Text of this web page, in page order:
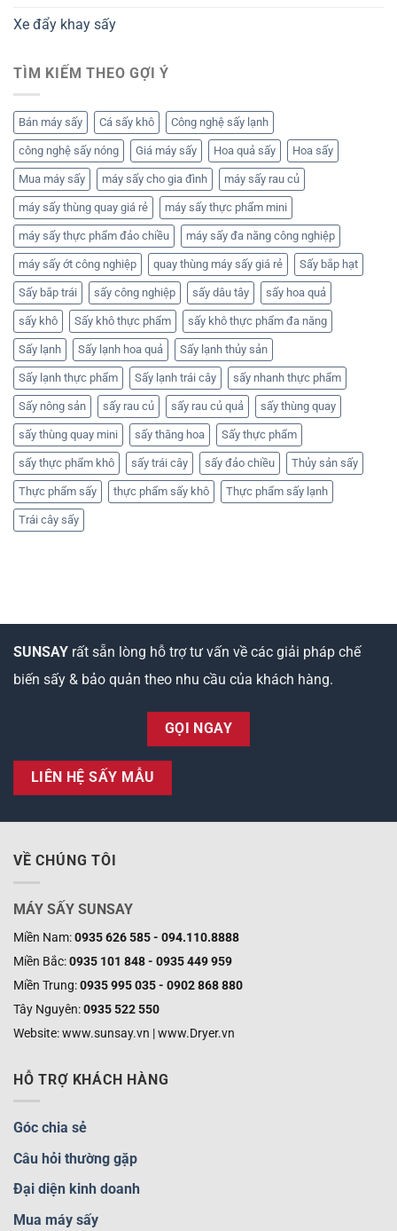
Xe đẩy khay sấy
TÌM KIẾM THEO GỢI Ý
Bán máy sấy Cá sấy khô Công nghệ sấy lạnh
công nghệ sấy nóng Giá máy sấy Hoa quả sấy Hoa sấy
Mua máy sấy máy sấy cho gia đình máy sấy rau củ
máy sấy thùng quay giá rẻ máy sấy thực phẩm mini
máy sấy thực phẩm đảo chiều máy sấy đa năng công nghiệp
máy sấy ớt công nghiệp quay thùng máy sấy giá rẻ Sấy bắp hạt
Sấy bắp trái sấy công nghiệp sấy dâu tây sấy hoa quả
sấy khô Sấy khô thực phẩm sấy khô thực phẩm đa năng
Sấy lạnh Sấy lạnh hoa quả Sấy lạnh thủy sản
Sấy lạnh thực phẩm Sấy lạnh trái cây sấy nhanh thực phẩm
Sấy nông sản sấy rau củ sấy rau củ quả sấy thùng quay
sấy thùng quay mini sấy thăng hoa Sấy thực phẩm
sấy thực phẩm khô sấy trái cây sấy đảo chiều Thủy sản sấy
Thực phẩm sấy thực phẩm sấy khô Thực phẩm sấy lạnh
Trái cây sấy
SUNSAY rất sẵn lòng hỗ trợ tư vấn về các giải pháp chế
biến sấy & bảo quản theo nhu cầu của khách hàng.
GỌI NGAY
LIÊN HỆ SẤY MẪU
VỀ CHÚNG TÔI
MÁY SẤY SUNSAY
Miền Nam:0935 626 585 - 094.110.8888
Miền Bắc:0935 101 848 - 0935 449 959
Miền Trung:0935 995 035 - 0902 868 880
Tây Nguyên:0935 522 550
Website: www.sunsay.vn | www.Dryer.vn
HỖ TRỢ KHÁCH HÀNG
Góc chia sẻ
Câu hỏi thường gặp
Đại diện kinh doanh
Mua máy sấy